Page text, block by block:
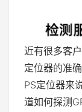
近有很多客
定位器的准
PS定位器来
道如何探测